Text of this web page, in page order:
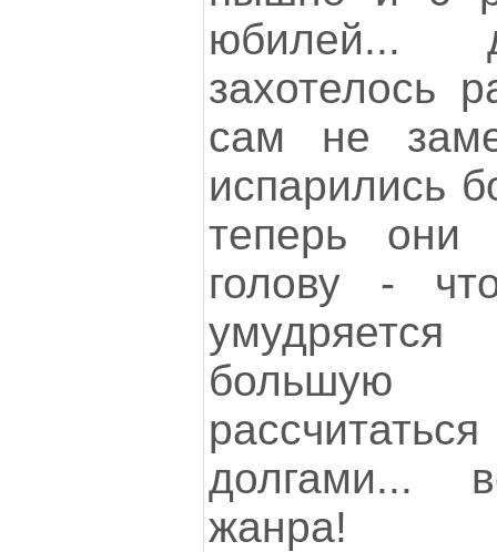
юбилей...
захотелось
сам не
испарились
теперь
голову -
большую
долгами...
жанра!